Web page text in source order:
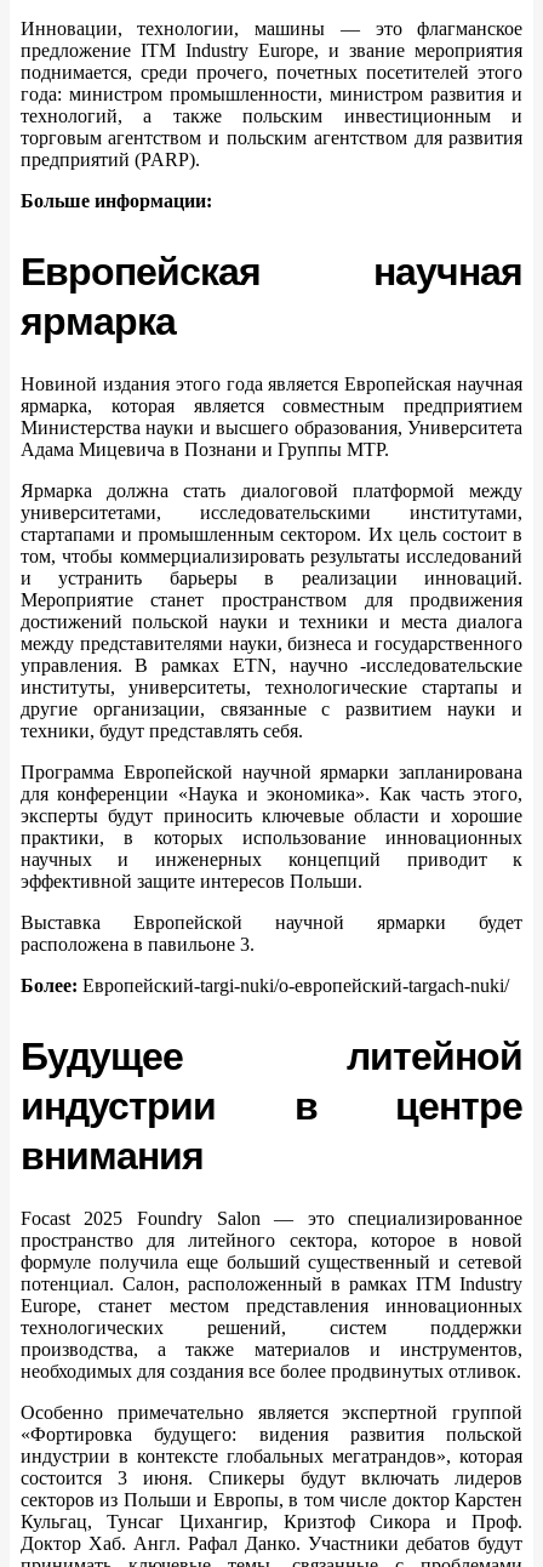
Инновации, технологии, машины — это флагманское
предложение ITM Industry Europe, и звание мероприятия
поднимается, среди прочего, почетных посетителей этого
года: министром промышленности, министром развития и
технологий, а также польским инвестиционным и
торговым агентством и польским агентством для развития
предприятий (PARP).
Больше информации:
Европейская научная
ярмарка
Новиной издания этого года является Европейская научная
ярмарка, которая является совместным предприятием
Министерства науки и высшего образования, Университета
Адама Мицевича в Познани и Группы MTP.
Ярмарка должна стать диалоговой платформой между
университетами, исследовательскими институтами,
стартапами и промышленным сектором. Их цель состоит в
том, чтобы коммерциализировать результаты исследований
и устранить барьеры в реализации инноваций.
Мероприятие станет пространством для продвижения
достижений польской науки и техники и места диалога
между представителями науки, бизнеса и государственного
управления. В рамках ETN, научно -исследовательские
институты, университеты, технологические стартапы и
другие организации, связанные с развитием науки и
техники, будут представлять себя.
Программа Европейской научной ярмарки запланирована
для конференции «Наука и экономика». Как часть этого,
эксперты будут приносить ключевые области и хорошие
практики, в которых использование инновационных
научных и инженерных концепций приводит к
эффективной защите интересов Польши.
Выставка Европейской научной ярмарки будет
расположена в павильоне 3.
Более: Европейский-targi-nuki/o-европейский-targach-nuki/
Будущее литейной
индустрии в центре
внимания
Focast 2025 Foundry Salon — это специализированное
пространство для литейного сектора, которое в новой
формуле получила еще больший существенный и сетевой
потенциал. Салон, расположенный в рамках ITM Industry
Europe, станет местом представления инновационных
технологических решений, систем поддержки
производства, а также материалов и инструментов,
необходимых для создания все более продвинутых отливок.
Особенно примечательно является экспертной группой
«Фортировка будущего: видения развития польской
индустрии в контексте глобальных мегатрандов», которая
состоится 3 июня. Спикеры будут включать лидеров
секторов из Польши и Европы, в том числе доктор Карстен
Кульгац, Тунсаг Цихангир, Кризтоф Сикора и Проф.
Доктор Хаб. Англ. Рафал Данко. Участники дебатов будут